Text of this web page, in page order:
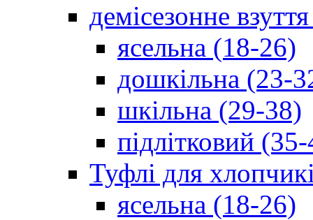
демісезонне
ясельна (18-26)
дошкільна (23-
шкільна (29-38)
підлітковий
Туфлі для
ясельна (18-26)